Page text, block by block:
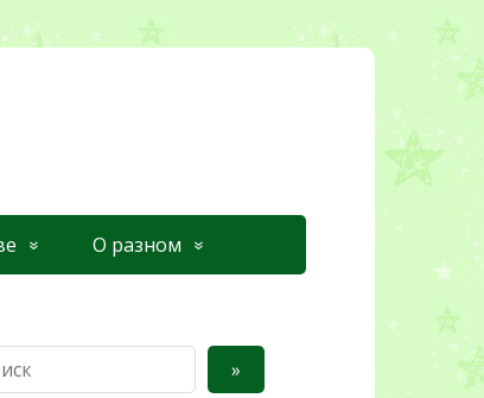
О разном
»